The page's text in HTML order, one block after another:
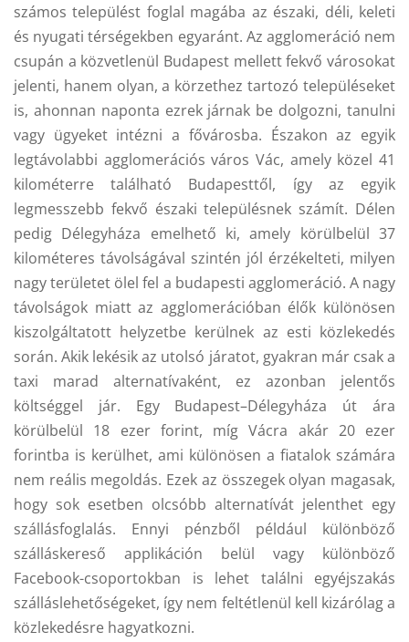
számos települést foglal magába az északi, déli, keleti
és nyugati térségekben egyaránt. Az agglomeráció nem
csupán a közvetlenül Budapest mellett fekvő városokat
jelenti, hanem olyan, a körzethez tartozó településeket
is, ahonnan naponta ezrek járnak be dolgozni, tanulni
vagy ügyeket intézni a fővárosba. Északon az egyik
legtávolabbi agglomerációs város Vác, amely közel 41
kilométerre található Budapesttől, így az egyik
legmesszebb fekvő északi településnek számít. Délen
pedig Délegyháza emelhető ki, amely körülbelül 37
kilométeres távolságával szintén jól érzékelteti, milyen
nagy területet ölel fel a budapesti agglomeráció. A nagy
távolságok miatt az agglomerációban élők különösen
kiszolgáltatott helyzetbe kerülnek az esti közlekedés
során. Akik lekésik az utolsó járatot, gyakran már csak a
taxi marad alternatívaként, ez azonban jelentős
költséggel jár. Egy Budapest–Délegyháza út ára
körülbelül 18 ezer forint, míg Vácra akár 20 ezer
forintba is kerülhet, ami különösen a fiatalok számára
nem reális megoldás. Ezek az összegek olyan magasak,
hogy sok esetben olcsóbb alternatívát jelenthet egy
szállásfoglalás. Ennyi pénzből például különböző
szálláskereső applikáción belül vagy különböző
Facebook-csoportokban is lehet találni egyéjszakás
szálláslehetőségeket, így nem feltétlenül kell kizárólag a
közlekedésre hagyatkozni.